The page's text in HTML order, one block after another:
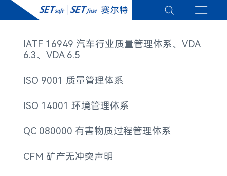
IATF 16949 汽车行业质量管理体系、VDA
6.3、VDA 6.5
ISO 9001 质量管理体系
ISO 14001 环境管理体系
QC 080000 有害物质过程管理体系
CFM​ 矿产无冲突声明